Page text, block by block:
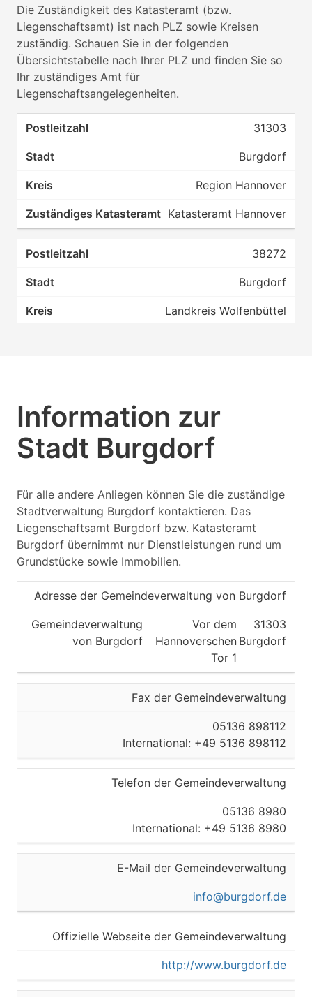
Die Zuständigkeit des Katasteramt (bzw.
Liegenschaftsamt) ist nach PLZ sowie Kreisen
zuständig. Schauen Sie in der folgenden
Übersichtstabelle nach Ihrer PLZ und finden Sie so
Ihr zuständiges Amt für
Liegenschaftsangelegenheiten.
31303
Burgdorf
Region Hannover
Katasteramt Hannover
38272
Burgdorf
Landkreis Wolfenbüttel
Information zur
Stadt Burgdorf
Für alle andere Anliegen können Sie die zuständige
Stadtverwaltung Burgdorf kontaktieren. Das
Liegenschaftsamt Burgdorf bzw. Katasteramt
Burgdorf übernimmt nur Dienstleistungen rund um
Grundstücke sowie Immobilien.
Adresse der Gemeindeverwaltung von Burgdorf
Gemeindeverwaltung
von Burgdorf
Vor dem
Hannoverschen
Tor 1
31303
Burgdorf
Fax der Gemeindeverwaltung
05136 898112
International: +49 5136 898112
Telefon der Gemeindeverwaltung
05136 8980
International: +49 5136 8980
E-Mail der Gemeindeverwaltung
info@burgdorf.de
Offizielle Webseite der Gemeindeverwaltung
http://www.burgdorf.de